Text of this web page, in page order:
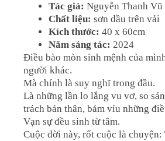
Tác giả: Nguyễn Thanh Vũ
Chất liệu: sơn dầu trên vải
Kích thước: 40 x 60cm
Năm sáng tác: 2024
Điều bào mòn sinh mệnh của
người khác.
Mà chính là suy nghĩ trong đầu.
Là những lần lo lắng vu vơ, so
trách bản thân, bám víu những
Vạn sự đều sinh từ tâm.
Cuộc đời này, rốt cuộc là chuyện: